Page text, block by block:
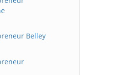
Belley